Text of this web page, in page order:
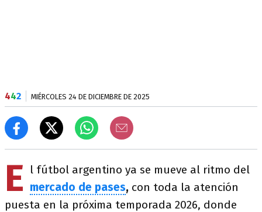
442 MIÉRCOLES 24 DE DICIEMBRE DE 2025
E
l fútbol argentino ya se mueve al ritmo del
mercado de pases, con toda la atención
puesta en la próxima temporada 2026, donde